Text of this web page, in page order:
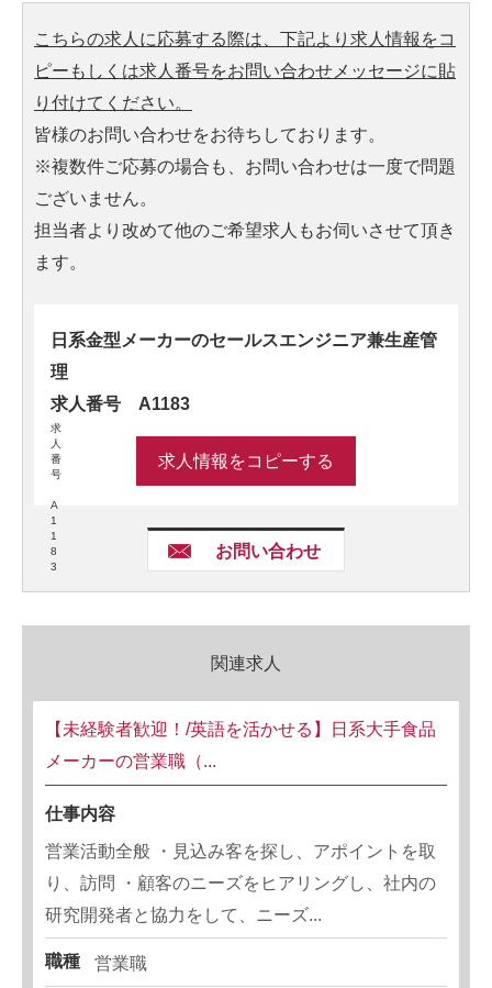
こちらの求人に応募する際は、下記より求人情報をコ
ピーもしくは求人番号をお問い合わせメッセージに貼
り付けてください。
皆様のお問い合わせをお待ちしております。
※複数件ご応募の場合も、お問い合わせは一度で問題
ございません。
担当者より改めて他のご希望求人もお伺いさせて頂き
ます。
求
人
番
号
A
1
1
8
3
日系金型メーカーのセールスエンジニア兼生産管
理
求人番号 A1183
求人情報をコピーする
お問い合わせ
関連求人
【未経験者歓迎！/英語を活かせる】日系大手食品
メーカーの営業職（...
仕事内容
営業活動全般 ・見込み客を探し、アポイントを取
り、訪問 ・顧客のニーズをヒアリングし、社内の
研究開発者と協力をして、ニーズ...
職種 営業職